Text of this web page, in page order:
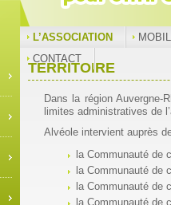
L’ASSOCIATION
CONTACT
TERRITOIRE
Dans la région Auvergne-
limites administratives de
Alvéole intervient auprès
la Communauté de
la Communauté de
la Communauté de
la Communauté de